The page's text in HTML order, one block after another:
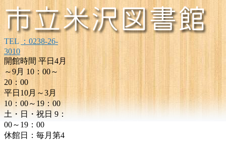
TEL
：0238-26-
3010
開館時間 平日4月
～9月 10：00～
20：00
平日10月～3月
10：00～19：00
土・日・祝日 9：
00～19：00
休館日：毎月第4